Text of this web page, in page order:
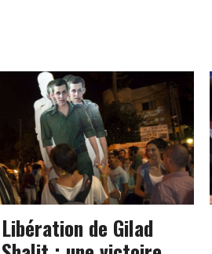
Libération de Gilad